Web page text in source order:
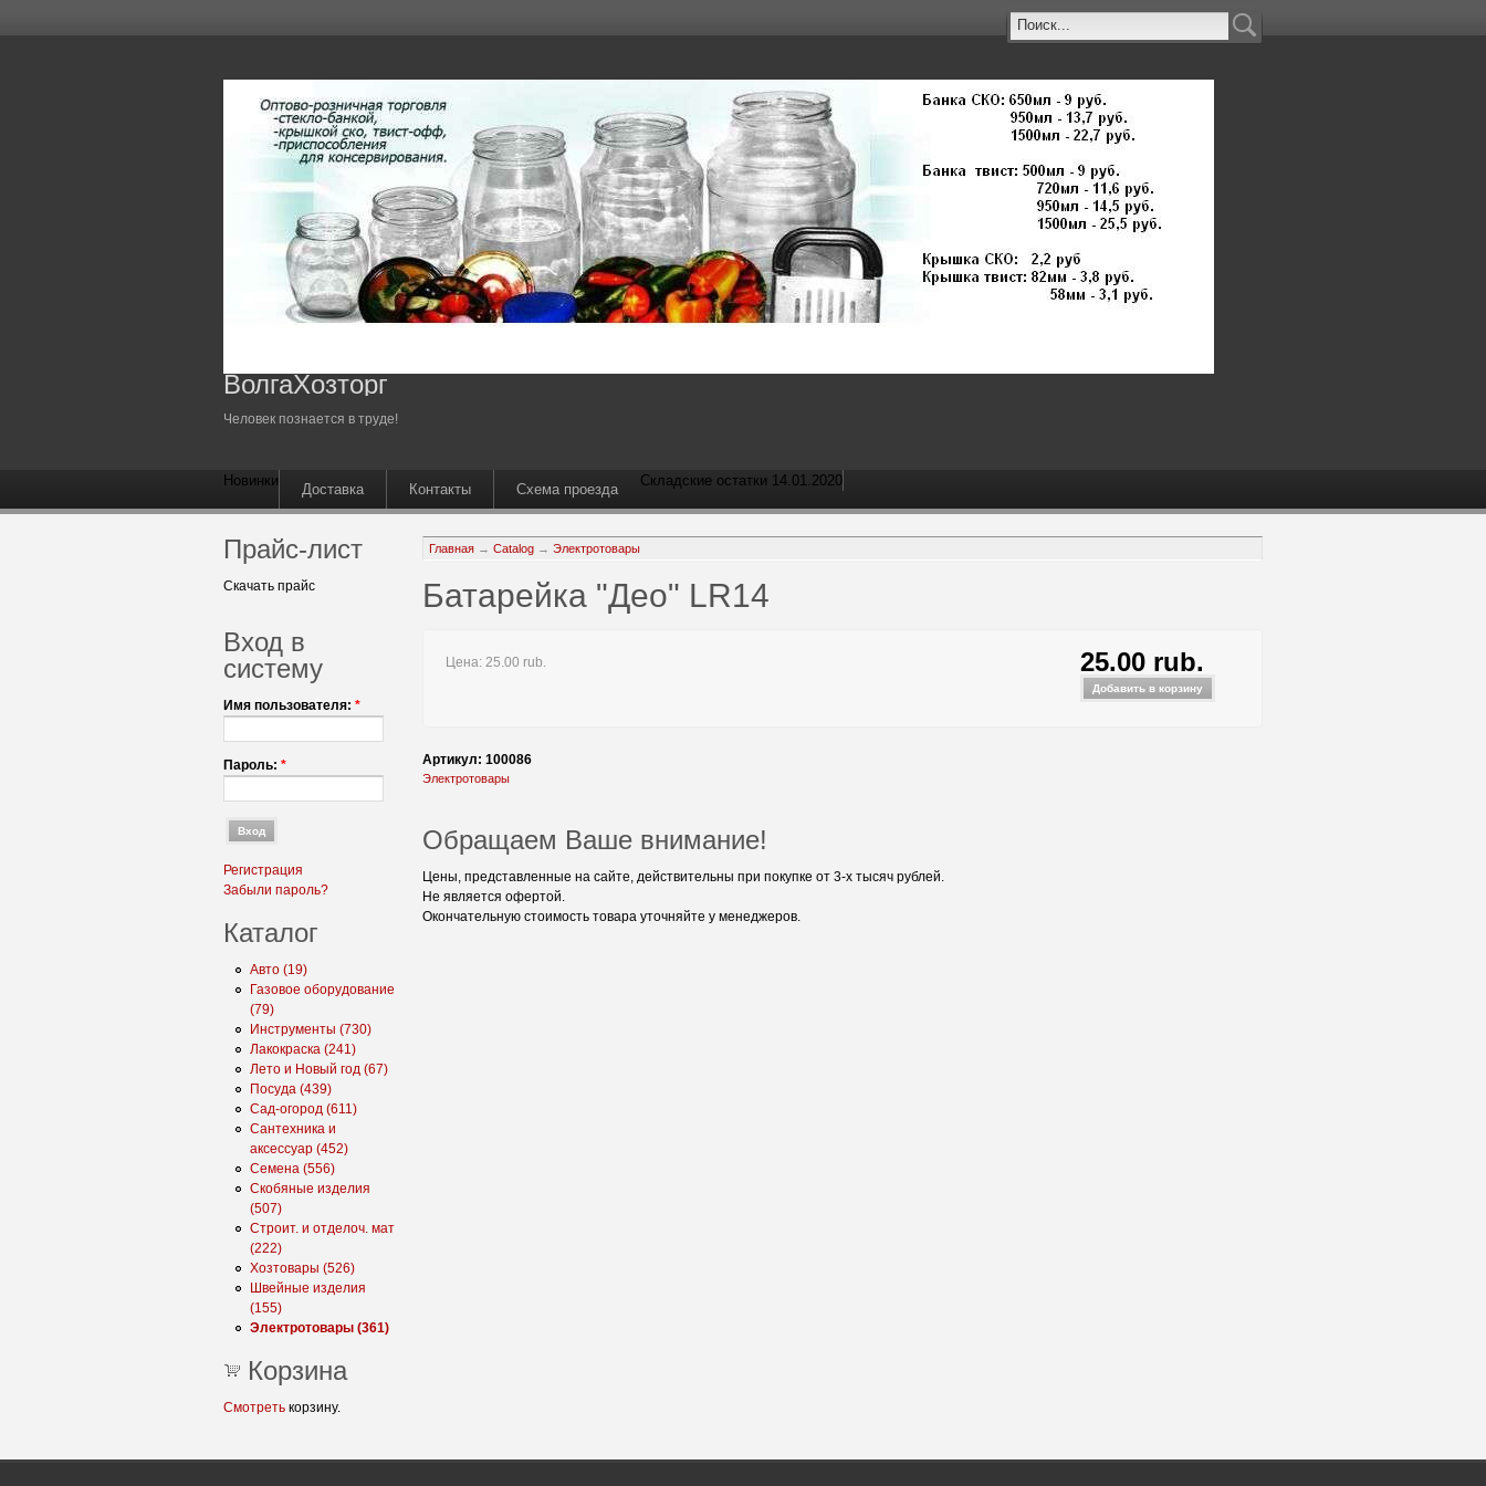
ВолгаХозторг
Человек познается в труде!
Новинки
Доставка Контакты Схема проезда
Складские остатки 14.01.2020
Прайс-лист
Скачать прайс
Вход в
систему
Имя пользователя: *
Пароль: *
Регистрация
Забыли пароль?
Каталог
Авто (19)
Газовое оборудование
(79)
Инструменты (730)
Лакокраска (241)
Лето и Новый год (67)
Посуда (439)
Сад-огород (611)
Сантехника и
аксессуар (452)
Семена (556)
Скобяные изделия
(507)
Строит. и отделоч. мат
(222)
Хозтовары (526)
Швейные изделия
(155)
Электротовары (361)
Корзина
Смотреть корзину.
Главная → Catalog → Электротовары
Батарейка "Део" LR14
Цена: 25.00 rub. 25.00 rub.
Артикул: 100086
Электротовары
Обращаем Ваше внимание!
Цены, представленные на сайте, действительны при покупке от 3-х тысяч рублей.
Не является офертой.
Окончательную стоимость товара уточняйте у менеджеров.